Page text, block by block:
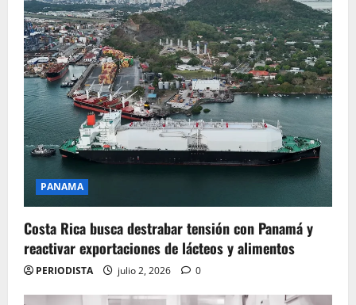
PANAMA
Costa Rica busca destrabar tensión con Panamá y
reactivar exportaciones de lácteos y alimentos
PERIODISTA julio 2, 2026 0